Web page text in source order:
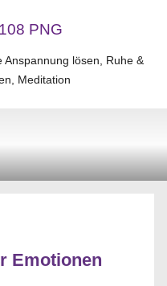
lösen, Ruhe &
Meditation
Emotionen